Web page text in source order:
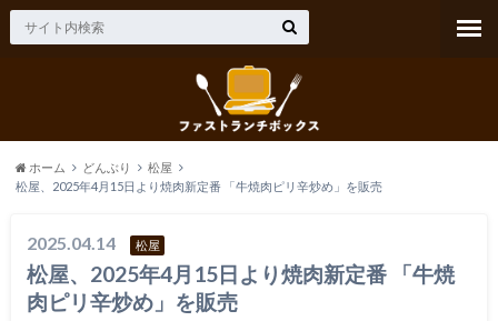
ホーム どんぶり
松屋
松屋、2025年4月15日より焼肉新定番 「牛焼肉ピリ辛炒め」を販売
2025.04.14 松屋
松屋、2025年4月15日より焼肉新定番 「牛焼
肉ピリ辛炒め」を販売